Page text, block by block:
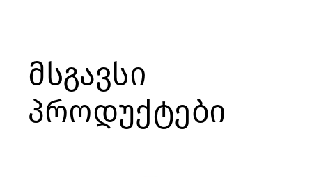
მსგავსი
პროდუქტები